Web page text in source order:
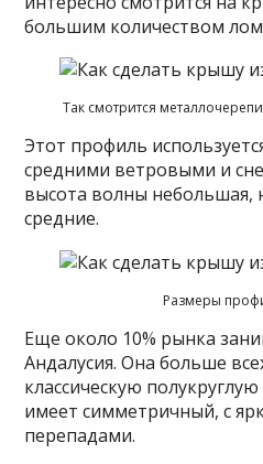
большим количеством
Так смотрится
Этот профиль
средними ветровыми и
высота волны небольшая,
средние.
Размеры
Еще около 10% рынка
Андалусия. Она больше
классическую
имеет симметричный, с
перепадами.